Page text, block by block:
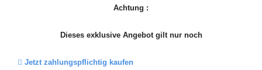
Achtung :
Dieses exklusive Angebot gilt nur noch
Jetzt zahlungspflichtig kaufen